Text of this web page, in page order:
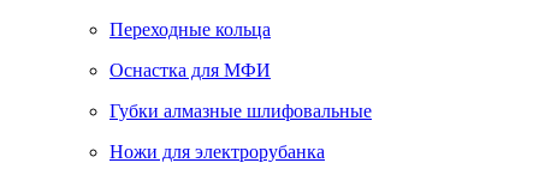
Переходные кольца
Оснастка для МФИ
Губки алмазные шлифовальные
Ножи для электрорубанка